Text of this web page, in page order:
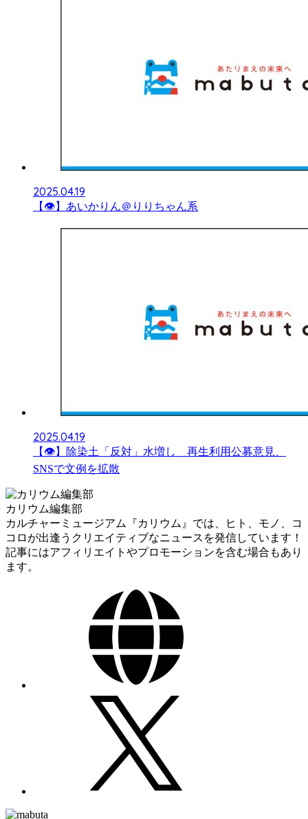
2025.04.19
【👁】あいかりん＠りりちゃん系
2025.04.19
【👁】除染土「反対」水増し 再生利用公募意見、
SNSで文例を拡散
カリウム編集部
カルチャーミュージアム『カリウム』では、ヒト、モノ、コ
コロが出逢うクリエイティブなニュースを発信しています！
記事にはアフィリエイトやプロモーションを含む場合もあり
ます。